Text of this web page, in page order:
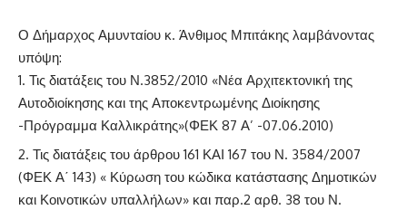
Ο Δήμαρχος Αμυνταίου κ. Άνθιμος Μπιτάκης λαμβάνοντας
υπόψη:
Τις διατάξεις του Ν.3852/2010 «Νέα Αρχιτεκτονική της
Αυτοδιοίκησης και της Αποκεντρωμένης Διοίκησης
-Πρόγραμμα Καλλικράτης»(ΦΕΚ 87 Α’ -07.06.2010)
Τις διατάξεις του άρθρου 161 ΚΑΙ 167 του Ν. 3584/2007
(ΦΕΚ Α΄ 143) « Κύρωση του κώδικα κατάστασης Δημοτικών
και Κοινοτικών υπαλλήλων» και παρ.2 αρθ. 38 του Ν.